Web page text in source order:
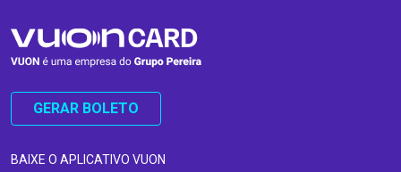
GERAR BOLETO
BAIXE O APLICATIVO VUON